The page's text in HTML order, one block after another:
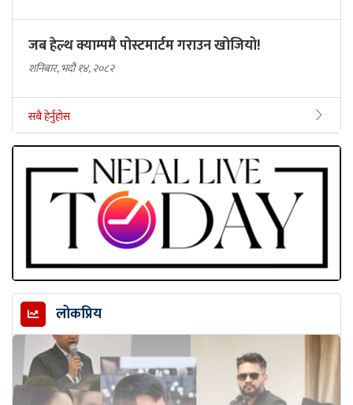
जब हेल्थ क्याम्पमै पोस्टमार्टम गराउन खोजियो!
शनिबार, भदौ १४, २०८२
सबै हेर्नुहोस
लोकप्रिय